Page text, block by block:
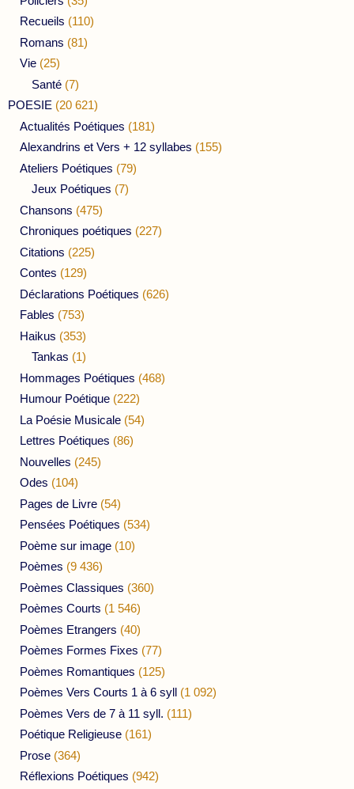
Recueils (110)
Romans (81)
Vie (25)
Santé (7)
POESIE (20 621)
Actualités Poétiques (181)
Alexandrins et Vers + 12 syllabes (155)
Ateliers Poétiques (79)
Jeux Poétiques (7)
Chansons (475)
Chroniques poétiques (227)
Citations (225)
Contes (129)
Déclarations Poétiques (626)
Fables (753)
Haikus (353)
Tankas (1)
Hommages Poétiques (468)
Humour Poétique (222)
La Poésie Musicale (54)
Lettres Poétiques (86)
Nouvelles (245)
Odes (104)
Pages de Livre (54)
Pensées Poétiques (534)
Poème sur image (10)
Poèmes (9 436)
Poèmes Classiques (360)
Poèmes Courts (1 546)
Poèmes Etrangers (40)
Poèmes Formes Fixes (77)
Poèmes Romantiques (125)
Poèmes Vers Courts 1 à 6 syll (1 092)
Poèmes Vers de 7 à 11 syll. (111)
Poétique Religieuse (161)
Prose (364)
Réflexions Poétiques (942)